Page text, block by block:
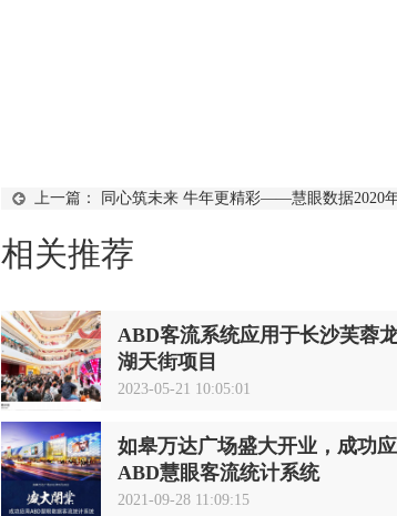
上一篇： 同心筑未来 牛年更精彩——慧眼数据2020
相关推荐
ABD客流系统应用于长沙芙蓉
湖天街项目
2023-05-21 10:05:01
如皋万达广场盛大开业，成功
ABD慧眼客流统计系统
2021-09-28 11:09:15